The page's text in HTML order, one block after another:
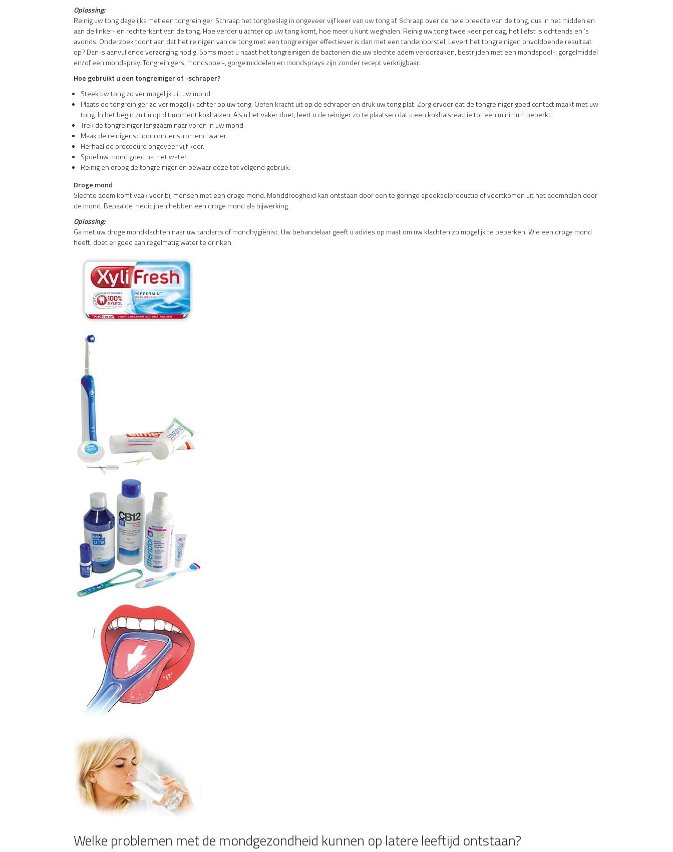
Oplossing:
Reinig uw tong dagelijks met een tongreiniger. Schraap het tongbeslag in ongeveer vijf keer van uw tong af. Schraap over de hele breedte van de tong, dus in het midden en
aan de linker- en rechterkant van de tong. Hoe verder u achter op uw tong komt, hoe meer u kunt weghalen. Reinig uw tong twee keer per dag, het liefst ’s ochtends en ’s
avonds. Onderzoek toont aan dat het reinigen van de tong met een tongreiniger effectiever is dan met een tandenborstel. Levert het tongreinigen onvoldoende resultaat
op? Dan is aanvullende verzorging nodig. Soms moet u naast het tongreinigen de bacteriën die uw slechte adem veroorzaken, bestrijden met een mondspoel-, gorgelmiddel
en/of een mondspray. Tongreinigers, mondspoel-, gorgelmiddelen en mondsprays zijn zonder recept verkrijgbaar.
Hoe gebruikt u een tongreiniger of -schraper?
Steek uw tong zo ver mogelijk uit uw mond.
Plaats de tongreiniger zo ver mogelijk achter op uw tong. Oefen kracht uit op de schraper en druk uw tong plat. Zorg ervoor dat de tongreiniger goed contact maakt met uw
tong. In het begin zult u op dit moment kokhalzen. Als u het vaker doet, leert u de reiniger zo te plaatsen dat u een kokhalsreactie tot een minimum beperkt.
Trek de tongreiniger langzaam naar voren in uw mond.
Maak de reiniger schoon onder stromend water.
Herhaal de procedure ongeveer vijf keer.
Spoel uw mond goed na met water.
Reinig en droog de tongreiniger en bewaar deze tot volgend gebruik.
Droge mond
Slechte adem komt vaak voor bij mensen met een droge mond. Monddroogheid kan ontstaan door een te geringe speekselproductie of voortkomen uit het ademhalen door
de mond. Bepaalde medicijnen hebben een droge mond als bijwerking.
Oplossing:
Ga met uw droge mondklachten naar uw tandarts of mondhygiënist. Uw behandelaar geeft u advies op maat om uw klachten zo mogelijk te beperken. Wie een droge mond
heeft, doet er goed aan regelmatig water te drinken.
Welke problemen met de mondgezondheid kunnen op latere leeftijd ontstaan?